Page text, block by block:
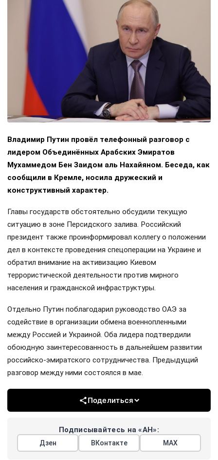
Владимир Путин провёл телефонный разговор с
лидером Объединённых Арабских Эмиратов
Мухаммедом Бен Заидом аль Нахайяном. Беседа, как
сообщили в Кремле, носила дружеский и
конструктивный характер.
Главы государств обстоятельно обсудили текущую
ситуацию в зоне Персидского залива. Российский
президент также проинформировал коллегу о положении
дел в контексте проведения спецоперации на Украине и
обратил внимание на активизацию Киевом
террористической деятельности против мирного
населения и гражданской инфраструктуры.
Отдельно Путин поблагодарил руководство ОАЭ за
содействие в организации обмена военнопленными
между Россией и Украиной. Оба лидера подтвердили
обоюдную заинтересованность в дальнейшем развитии
российско-эмиратского сотрудничества. Предыдущий
разговор между ними состоялся в мае.
Поделиться
Подписывайтесь на «АН»:
Дзен ВКонтакте МАХ